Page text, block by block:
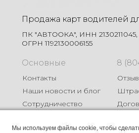
Продажа карт водителей
ПК "АВТООКА", ИНН 2130211045,
ОГРН 1192130006155
8
Основные
Контакты
Наши новости и блог
Сотрудничество
Карты
Мы используем файлы cookie, чтобы